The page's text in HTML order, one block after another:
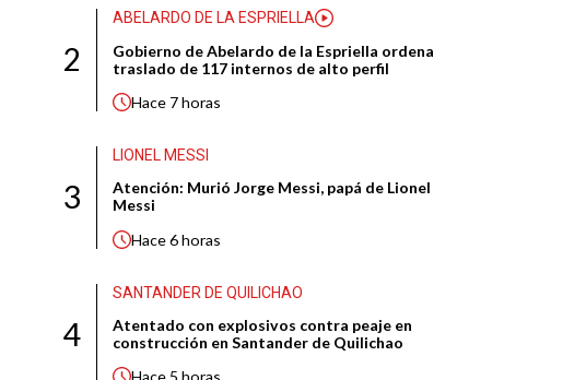
2
ABELARDO DE LA ESPRIELLA
Gobierno de Abelardo de la Espriella ordena
traslado de 117 internos de alto perfil
Hace 7 horas
3
LIONEL MESSI
Atención: Murió Jorge Messi, papá de Lionel
Messi
Hace6 horas
4
SANTANDER DE QUILICHAO
Atentado con explosivos contra peaje en
construcción en Santander de Quilichao